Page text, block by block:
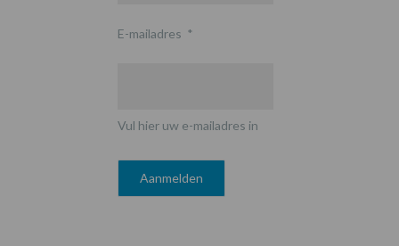
E-mailadres *
Vul hier uw e-mailadres in